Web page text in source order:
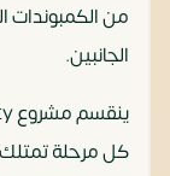
من الكمبوندات
الجانبين.
كل مرحلة